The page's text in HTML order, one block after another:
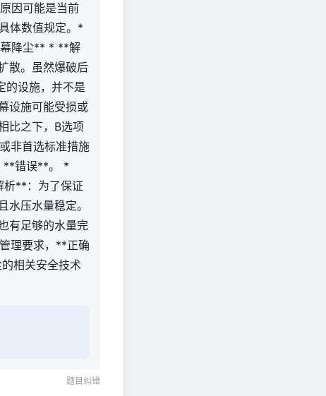
因可能是当前
体数值规定。*
降尘** * **解
散。虽然爆破后
的设施，并不是
设施可能受损或
比之下，B选项
非首选标准措施
**错误**。 *
析**：为了保证
压水量稳定。
有足够的水量完
理要求，**正确
相关安全技术
题目纠错